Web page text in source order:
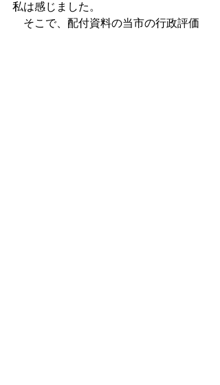
私は感じました。
そこで、配付資料の当市の行政評価